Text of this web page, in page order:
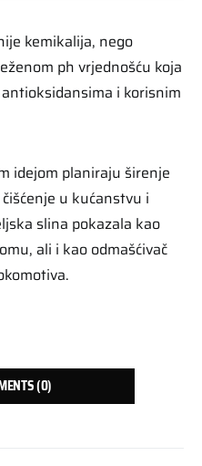
kemikalija, nego
ph vrjednošću koja
i korisnim
idejom planiraju širenje
u kućanstvu i
slina pokazala kao
ali i kao odmašćivač
(0)